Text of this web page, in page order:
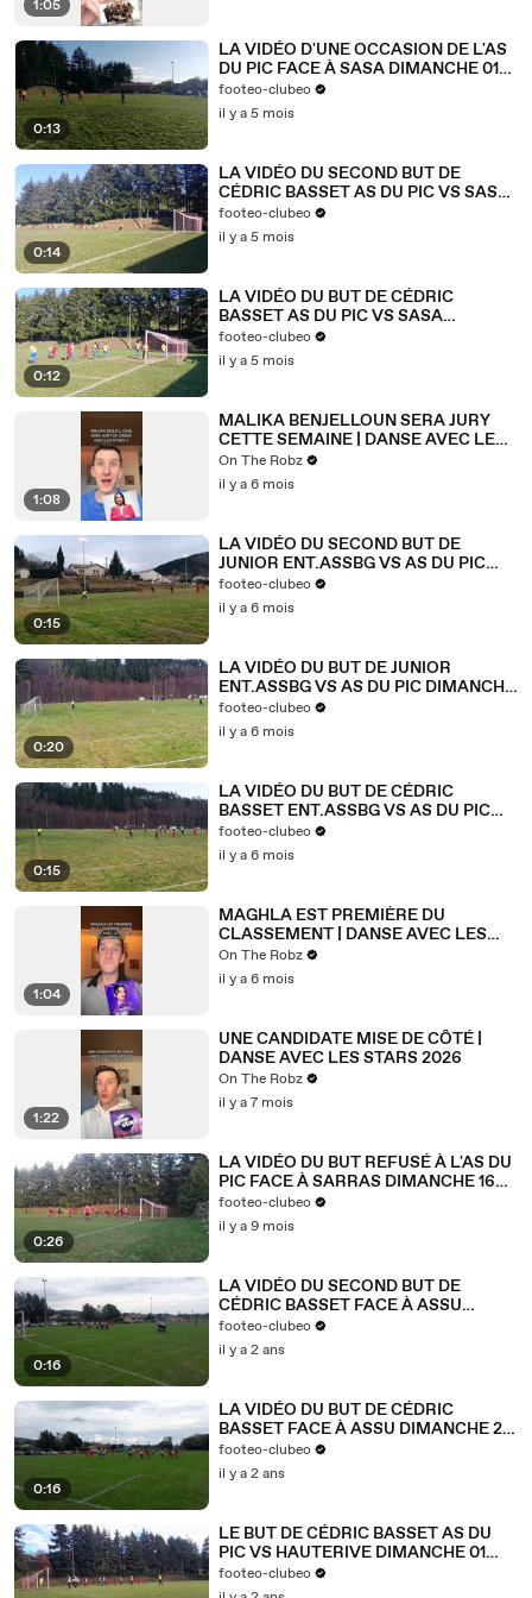
15:45
On est les InfraD !
15:47
Et on va gagner !
15:48
On est les Infra...
1:05
0:13
LA VIDÉO D'UNE OCCASION DE L'AS
DU PIC FACE À SASA DIMANCHE 01
MARS 2026
footeo-clubeo
il y a 5 mois
0:14
LA VIDÉO DU SECOND BUT DE
CÉDRIC BASSET AS DU PIC VS SASA
DIMANCHE 01 MARS 2026
footeo-clubeo
il y a 5 mois
0:12
LA VIDÉO DU BUT DE CÉDRIC
BASSET AS DU PIC VS SASA
DIMANCHE 01 MARS 2026
footeo-clubeo
il y a 5 mois
1:08
MALIKA BENJELLOUN SERA JURY
CETTE SEMAINE | DANSE AVEC LES
STARS 2026
On The Robz
il y a 6 mois
0:15
LA VIDÉO DU SECOND BUT DE
JUNIOR ENT.ASSBG VS AS DU PIC
DIMANCHE 01 FÉVRIER 2026
footeo-clubeo
il y a 6 mois
0:20
LA VIDÉO DU BUT DE JUNIOR
ENT.ASSBG VS AS DU PIC DIMANCHE
01 FÉVRIER 2026
footeo-clubeo
il y a 6 mois
0:15
LA VIDÉO DU BUT DE CÉDRIC
BASSET ENT.ASSBG VS AS DU PIC
DIMANCHE 01 FÉVRIER 2026
footeo-clubeo
il y a 6 mois
1:04
MAGHLA EST PREMIÈRE DU
CLASSEMENT | DANSE AVEC LES
STARS 2026
On The Robz
il y a 6 mois
1:22
UNE CANDIDATE MISE DE CÔTÉ |
DANSE AVEC LES STARS 2026
On The Robz
il y a 7 mois
0:26
LA VIDÉO DU BUT REFUSÉ À L'AS DU
PIC FACE À SARRAS DIMANCHE 16
NOVEMBRE 2025
footeo-clubeo
il y a 9 mois
0:16
LA VIDÉO DU SECOND BUT DE
CÉDRIC BASSET FACE À ASSU
DIMANCHE 22 SEPTEMBRE 2024
footeo-clubeo
il y a 2 ans
0:16
LA VIDÉO DU BUT DE CÉDRIC
BASSET FACE À ASSU DIMANCHE 22
SEPTEMBRE 2024
footeo-clubeo
il y a 2 ans
LE BUT DE CÉDRIC BASSET AS DU
PIC VS HAUTERIVE DIMANCHE 01
DÉCEMBRE 2024
footeo-clubeo